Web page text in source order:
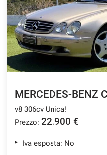
MERCEDES-BENZ
v8 306cv Unica!
Prezzo: 22.900 €
Iva esposta: No